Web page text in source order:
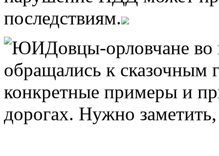
последствиям.
ЮИДовцы-орловчане во
обращались к сказочным
конкретные примеры и
дорогах. Нужно